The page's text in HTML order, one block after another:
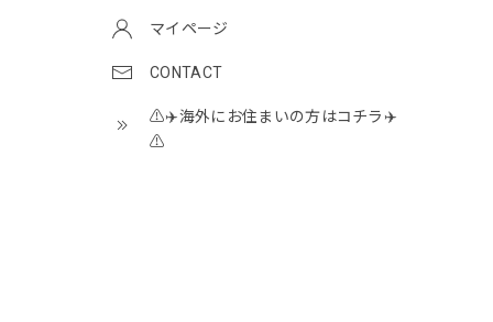
マイページ
CONTACT
⚠️✈️海外にお住まいの方はコチラ✈️
⚠️